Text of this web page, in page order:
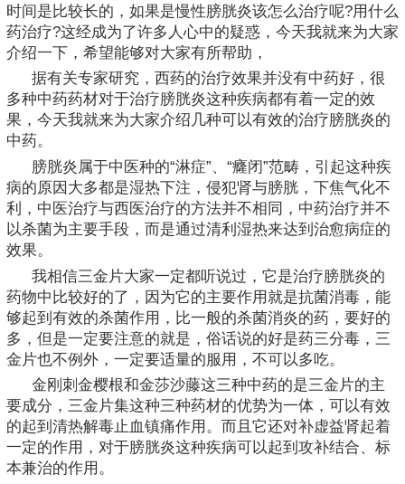
时间是比较长的，如果是慢性膀胱炎该怎么治疗呢?用什么
药治疗?这经成为了许多人心中的疑惑，今天我就来为大家
介绍一下，希望能够对大家有所帮助，
据有关专家研究，西药的治疗效果并没有中药好，很
多种中药药材对于治疗膀胱炎这种疾病都有着一定的效
果，今天我就来为大家介绍几种可以有效的治疗膀胱炎的
中药。
膀胱炎属于中医种的“淋症”、“癃闭”范畴，引起这种疾
病的原因大多都是湿热下注，侵犯肾与膀胱，下焦气化不
利，中医治疗与西医治疗的方法并不相同，中药治疗并不
以杀菌为主要手段，而是通过清利湿热来达到治愈病症的
效果。
我相信三金片大家一定都听说过，它是治疗膀胱炎的
药物中比较好的了，因为它的主要作用就是抗菌消毒，能
够起到有效的杀菌作用，比一般的杀菌消炎的药，要好的
多，但是一定要注意的就是，俗话说的好是药三分毒，三
金片也不例外，一定要适量的服用，不可以多吃。
金刚刺金樱根和金莎沙藤这三种中药的是三金片的主
要成分，三金片集这种三种药材的优势为一体，可以有效
的起到清热解毒止血镇痛作用。而且它还对补虚益肾起着
一定的作用，对于膀胱炎这种疾病可以起到攻补结合、标
本兼治的作用。